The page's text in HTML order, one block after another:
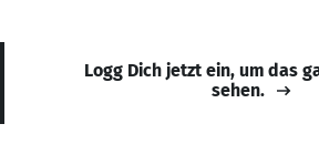
Logg Dich jetzt ein, um das
sehen.